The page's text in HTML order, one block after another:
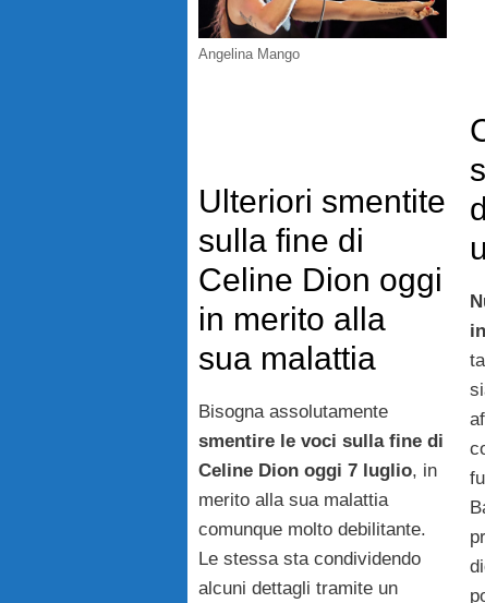
Angelina Mango
Ulteriori smentite
sulla fine di
Celine Dion oggi
in merito alla
sua malattia
Bisogna assolutamente
smentire le voci sulla fine di
Celine Dion oggi 7 luglio, in
merito alla sua malattia
comunque molto debilitante.
Le stessa sta condividendo
alcuni dettagli tramite un